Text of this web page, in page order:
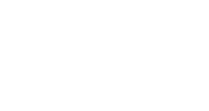
今回は、末期がんという
いましたのでその内容を
ルフ最高峰のアメリカ
選手権２日目１０／２９）
選落ちしました。 まあス